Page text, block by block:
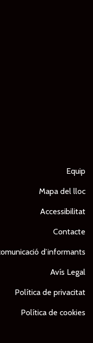
Equip
Mapa del lloc
Accessibilitat
Contacte
d’informants
Avís Legal
Política de privacitat
Política de cookies